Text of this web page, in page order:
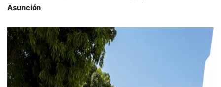
Asunción